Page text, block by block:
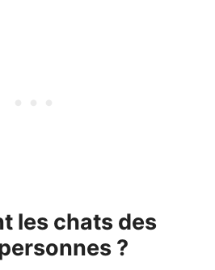
les chats des
?